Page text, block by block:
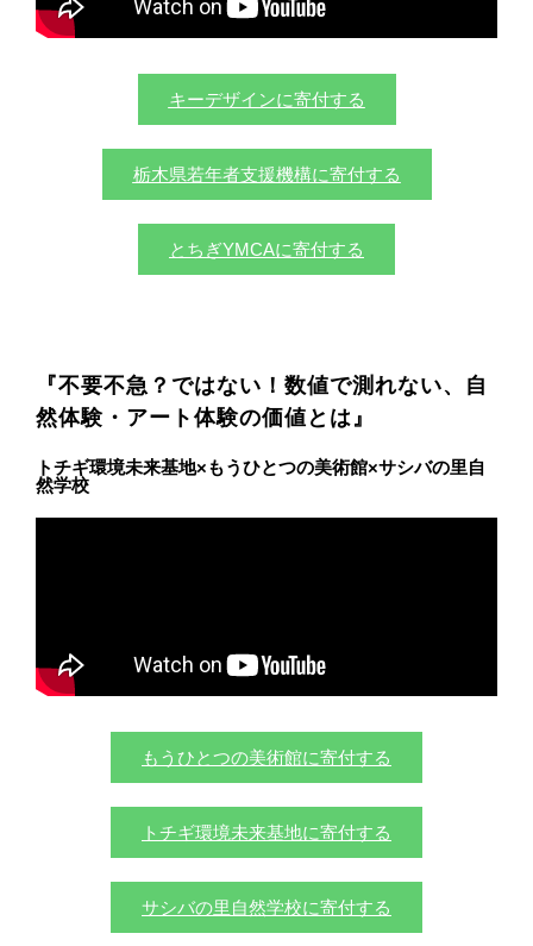
キーデザインに寄付する
栃木県若年者支援機構に寄付する
とちぎYMCAに寄付する
『不要不急？ではない！数値で測れない、自
然体験・アート体験の価値とは』
トチギ環境未来基地×もうひとつの美術館×サシバの里自
然学校
もうひとつの美術館に寄付する
トチギ環境未来基地に寄付する
サシバの里自然学校に寄付する